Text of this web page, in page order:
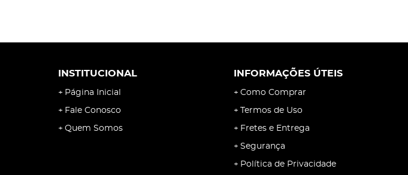
INSTITUCIONAL
Página Inicial
Fale Conosco
Quem Somos
INFORMAÇÕES ÚTEIS
Como Comprar
Termos de Uso
Fretes e Entrega
Segurança
Política de Privacidade